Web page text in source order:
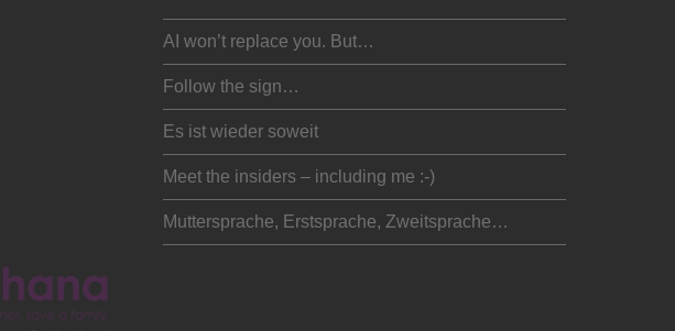
AI won’t replace you. But…
Follow the sign…
Es ist wieder soweit
Meet the insiders – including me :-)
Muttersprache, Erstsprache, Zweitsprache…